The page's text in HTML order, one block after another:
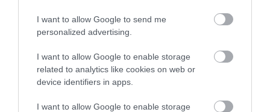
I want to allow Google to send me
personalized advertising.
I want to allow Google to enable storage
related to analytics like cookies on web or
device identifiers in apps.
I want to allow Google to enable storage
– mondta aThrillistnek.